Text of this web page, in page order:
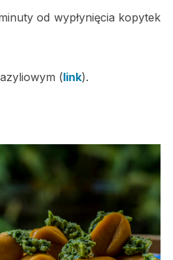
od wypłynięcia kopytek
(link).